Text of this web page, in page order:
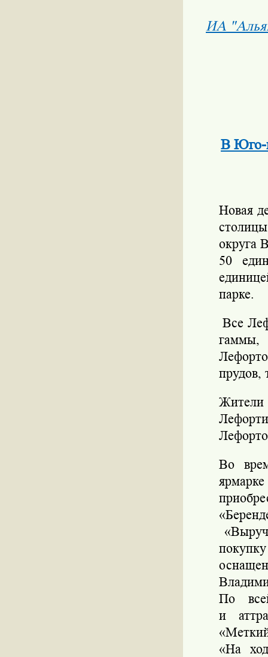
ИА
В Юго-
Новая
округа
50
парке.
Все
гаммы,
прудов,
Во
По
и
«На